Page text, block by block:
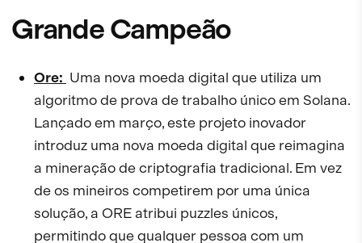
Grande Campeão
Ore: Uma nova moeda digital que utiliza um
algoritmo de prova de trabalho único em Solana.
Lançado em março, este projeto inovador
introduz uma nova moeda digital que reimagina
a mineração de criptografia tradicional. Em vez
de os mineiros competirem por uma única
solução, a ORE atribui puzzles únicos,
permitindo que qualquer pessoa com um